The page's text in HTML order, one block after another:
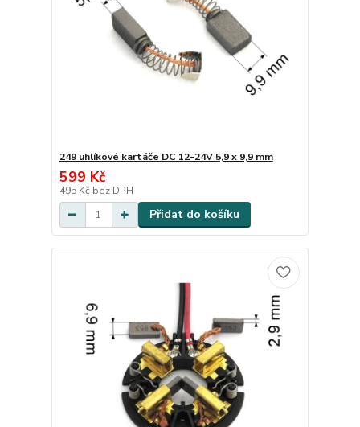
249 uhlíkové kartáče DC 12-24V 5,9 x 9,9 mm
599 Kč
495 Kč bez DPH
Přidat do košíku